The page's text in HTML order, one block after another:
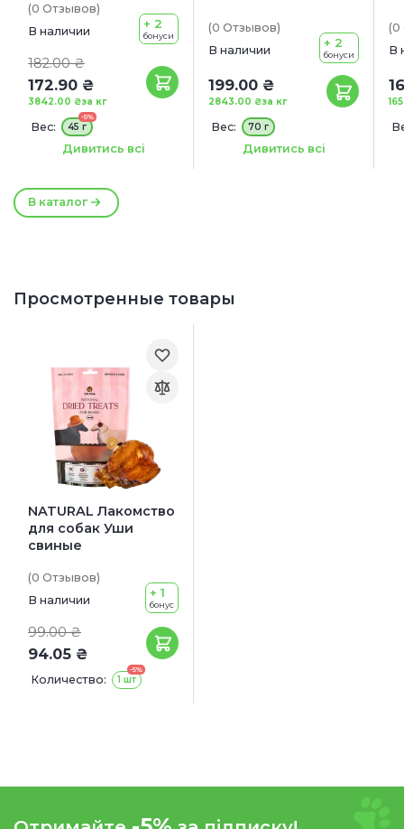
В каталог
(0 Отзывов)
В наличии
182.00 ₴
172.90 ₴
за кг
3842.00 ₴
+ 2
бонуси
Вес:
-5%
45 г
Сроки годности:
Дивитись всі
(0 Отзывов)
В наличии
199.00 ₴
за кг
2843.00 ₴
+ 2
бонуси
Вес: 70 г
Размер: 12 см
Дивитись всі
(0
В
Просмотренные товары
NATURAL Лакомство
для собак Уши
свиные
(0 Отзывов)
В наличии
99.00 ₴
94.05 ₴
+ 1
бонус
Количество:
-5%
1 шт